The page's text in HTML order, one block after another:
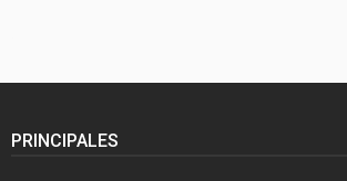
PRINCIPALES